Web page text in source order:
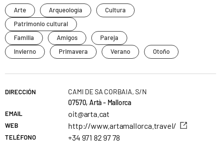
Arte Arqueología
Cultura
Patrimonio cultural
Familia
Amigos
Pareja
Invierno
Primavera Verano Otoño
DIRECCIÓN
CAMI DE SA CORBAIA, S/N
07570, Artà - Mallorca
EMAIL oit@arta.cat
WEB http://www.artamallorca.travel/
TELÉFONO +34 971 82 97 78